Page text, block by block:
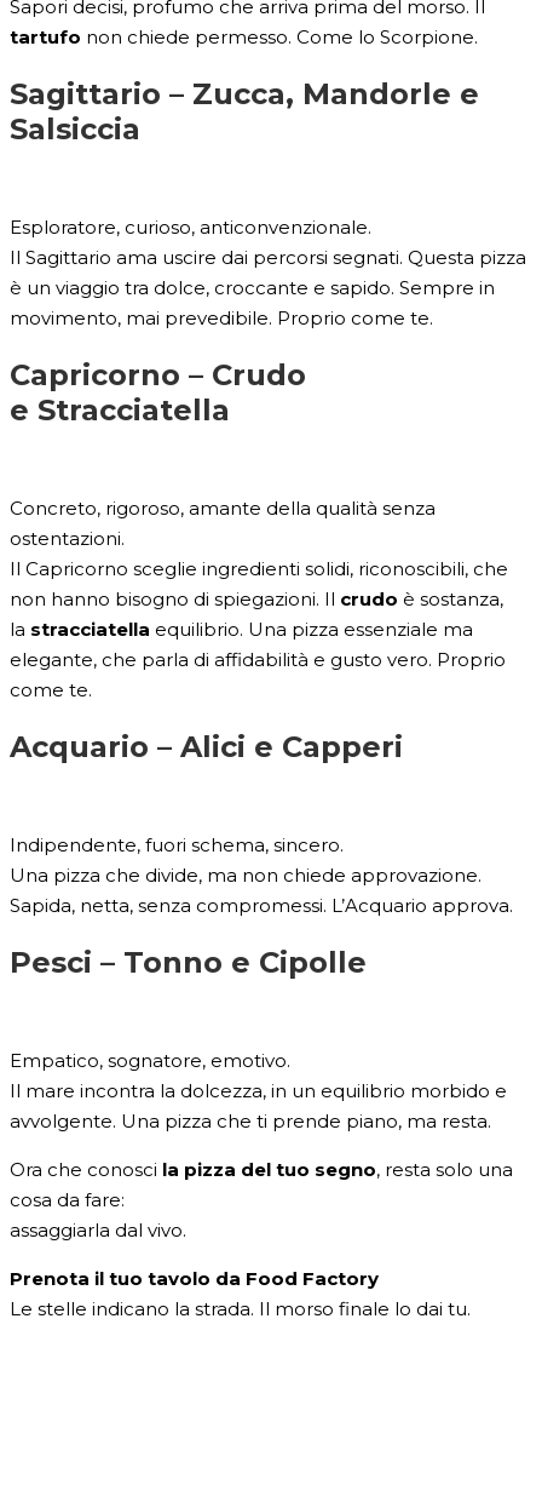
Sapori decisi, profumo che arriva prima del morso. Il
tartufo non chiede permesso. Come lo Scorpione.
Sagittario – Zucca, Mandorle e
Salsiccia
Esploratore, curioso, anticonvenzionale.
Il Sagittario ama uscire dai percorsi segnati. Questa pizza
è un viaggio tra dolce, croccante e sapido. Sempre in
movimento, mai prevedibile. Proprio come te.
Capricorno – Crudo
e Stracciatella
Concreto, rigoroso, amante della qualità senza
ostentazioni.
Il Capricorno sceglie ingredienti solidi, riconoscibili, che
non hanno bisogno di spiegazioni. Il crudo è sostanza,
la stracciatella equilibrio. Una pizza essenziale ma
elegante, che parla di affidabilità e gusto vero. Proprio
come te.
Acquario – Alici e Capperi
Indipendente, fuori schema, sincero.
Una pizza che divide, ma non chiede approvazione.
Sapida, netta, senza compromessi. L’Acquario approva.
Pesci – Tonno e Cipolle
Empatico, sognatore, emotivo.
Il mare incontra la dolcezza, in un equilibrio morbido e
avvolgente. Una pizza che ti prende piano, ma resta.
Ora che conosci la pizza del tuo segno, resta solo una
cosa da fare:
assaggiarla dal vivo.
Prenota il tuo tavolo da Food Factory
Le stelle indicano la strada. Il morso finale lo dai tu.